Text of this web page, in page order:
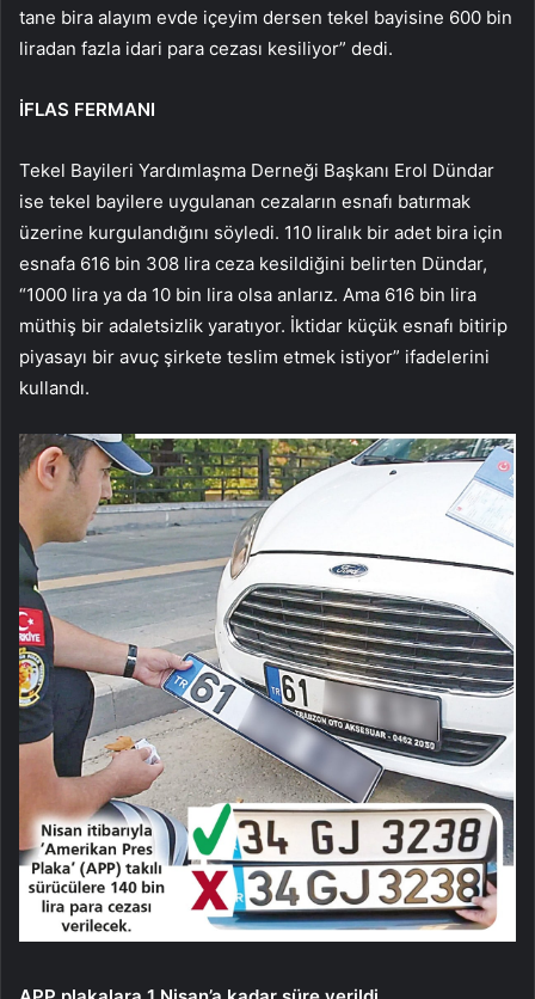
tane bira alayım evde içeyim dersen tekel bayisine 600 bin
liradan fazla idari para cezası kesiliyor” dedi.
İFLAS FERMANI
Tekel Bayileri Yardımlaşma Derneği Başkanı Erol Dündar
ise tekel bayilere uygulanan cezaların esnafı batırmak
üzerine kurgulandığını söyledi. 110 liralık bir adet bira için
esnafa 616 bin 308 lira ceza kesildiğini belirten Dündar,
“1000 lira ya da 10 bin lira olsa anlarız. Ama 616 bin lira
müthiş bir adaletsizlik yaratıyor. İktidar küçük esnafı bitirip
piyasayı bir avuç şirkete teslim etmek istiyor” ifadelerini
kullandı.